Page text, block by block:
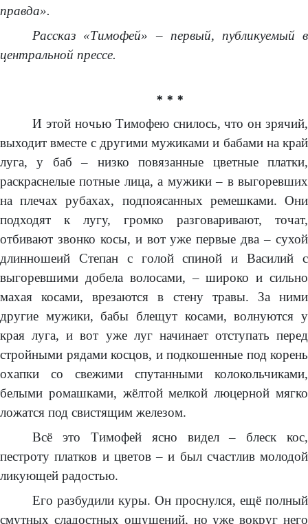
правда».
Рассказ «Тимофей» – первый, публикуемый в
центральной прессе.
* * *
И этой ночью Тимофею снилось, что он зрячий,
выходит вместе с другими мужиками и бабами на край
луга, у баб – низко повязанные цветные платки,
раскраснелые потные лица, а мужики – в выгоревших
на плечах рубахах, подпоясанных ремешками. Они
подходят к лугу, громко разговаривают, точат,
отбивают звонко косы, и вот уже первые два – сухой
длинношеий Степан с голой спиной и Василий с
выгоревшими добела волосами, – широко и сильно
махая косами, врезаются в стену травы. За ними
другие мужики, бабы блещут косами, волнуются у
края луга, и вот уже луг начинает отступать перед
стройными рядами косцов, и подкошенные под корень
охапки со свежими спутанными колокольчиками,
белыми ромашками, жёлтой мелкой люцерной мягко
ложатся под свистящим железом.
Всё это Тимофей ясно видел – блеск кос,
пестроту платков и цветов – и был счастлив молодой
ликующей радостью.
Его разбудили куры. Он проснулся, ещё полный
смутных сладостных ощущений, но уже вокруг него